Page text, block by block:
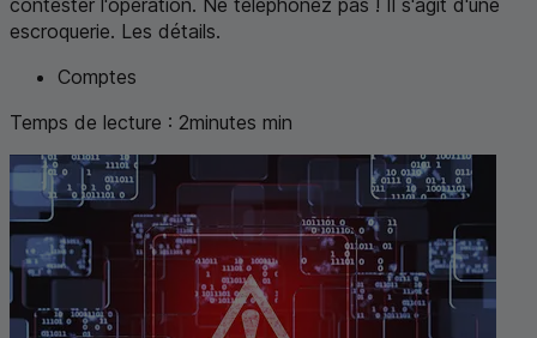
escroquerie. Les détails.
Comptes
Temps de lecture : 2minutes min